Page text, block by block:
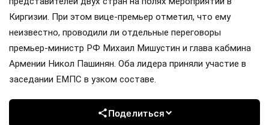
Киргизии. При этом вице-премьер отметил, что ему
неизвестно, проводили ли отдельные переговоры
премьер-министр РФ Михаил Мишустин и глава кабмина
Армении Никол Пашинян. Оба лидера приняли участие в
заседании ЕМПС в узком составе.
Поделиться